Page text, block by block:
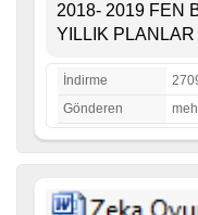
2018- 2019 FEN
YILLIK PLANLAR
İndirme
Gönderen